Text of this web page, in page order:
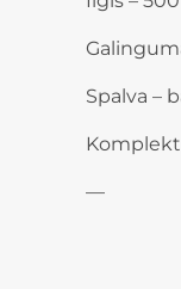
Spalva –
—